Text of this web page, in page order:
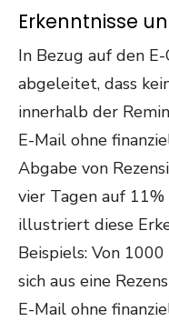
Erkenntnisse
In Bezug auf den
abgeleitet, dass
innerhalb der
E-Mail ohne
Abgabe von
vier Tagen auf
illustriert diese
Beispiels: Von
sich aus eine
E-Mail ohne